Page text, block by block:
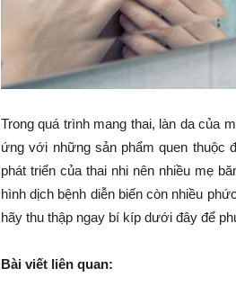
Trong quá trình mang thai, làn da của
ứng với những sản phẩm quen
phát triển của thai nhi nên nhiều mẹ
hình dịch bệnh diễn biến còn nhiều
hãy thu thập ngay bí kíp dưới đây để
Bài viết liên quan: